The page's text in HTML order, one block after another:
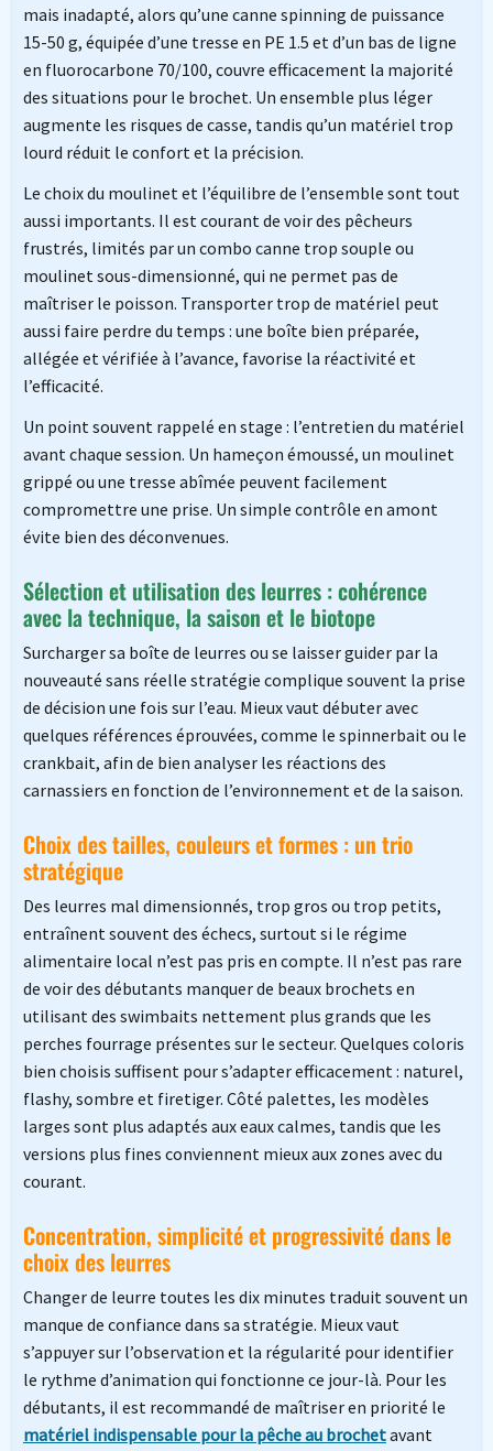
mais inadapté, alors qu’une canne spinning de puissance
15-50 g, équipée d’une tresse en PE 1.5 et d’un bas de ligne
en fluorocarbone 70/100, couvre efficacement la majorité
des situations pour le brochet. Un ensemble plus léger
augmente les risques de casse, tandis qu’un matériel trop
lourd réduit le confort et la précision.
Le choix du moulinet et l’équilibre de l’ensemble sont tout
aussi importants. Il est courant de voir des pêcheurs
frustrés, limités par un combo canne trop souple ou
moulinet sous-dimensionné, qui ne permet pas de
maîtriser le poisson. Transporter trop de matériel peut
aussi faire perdre du temps : une boîte bien préparée,
allégée et vérifiée à l’avance, favorise la réactivité et
l’efficacité.
Un point souvent rappelé en stage : l’entretien du matériel
avant chaque session. Un hameçon émoussé, un moulinet
grippé ou une tresse abîmée peuvent facilement
compromettre une prise. Un simple contrôle en amont
évite bien des déconvenues.
Sélection et utilisation des leurres : cohérence
avec la technique, la saison et le biotope
Surcharger sa boîte de leurres ou se laisser guider par la
nouveauté sans réelle stratégie complique souvent la prise
de décision une fois sur l’eau. Mieux vaut débuter avec
quelques références éprouvées, comme le spinnerbait ou le
crankbait, afin de bien analyser les réactions des
carnassiers en fonction de l’environnement et de la saison.
Choix des tailles, couleurs et formes : un trio
stratégique
Des leurres mal dimensionnés, trop gros ou trop petits,
entraînent souvent des échecs, surtout si le régime
alimentaire local n’est pas pris en compte. Il n’est pas rare
de voir des débutants manquer de beaux brochets en
utilisant des swimbaits nettement plus grands que les
perches fourrage présentes sur le secteur. Quelques coloris
bien choisis suffisent pour s’adapter efficacement : naturel,
flashy, sombre et firetiger. Côté palettes, les modèles
larges sont plus adaptés aux eaux calmes, tandis que les
versions plus fines conviennent mieux aux zones avec du
courant.
Concentration, simplicité et progressivité dans le
choix des leurres
Changer de leurre toutes les dix minutes traduit souvent un
manque de confiance dans sa stratégie. Mieux vaut
s’appuyer sur l’observation et la régularité pour identifier
le rythme d’animation qui fonctionne ce jour-là. Pour les
débutants, il est recommandé de maîtriser en priorité le
matériel indispensable pour la pêche au brochetavant